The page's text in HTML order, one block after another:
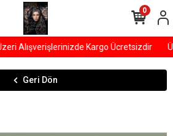
Alışverişlerinizde Kargo Ücretsizdir
0
Geri Dön